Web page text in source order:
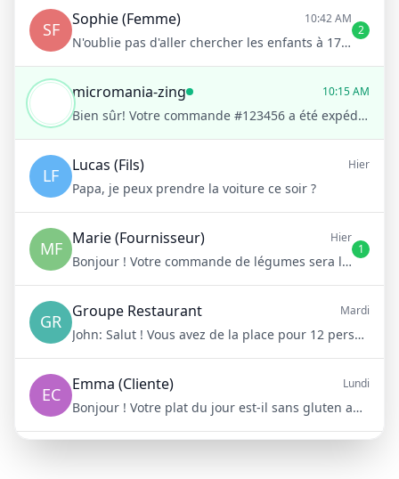
SF Sophie (Femme) 10:42 AM
N'oublie pas d'aller chercher les enfants à 17h !
2
micromania-zing 10:15 AM
Bien sûr! Votre commande #123456 a été expédiée et devrait arriver demain. Souhaitez-vous recevoir une notification à son arrivée?
LF Lucas (Fils) Hier
Papa, je peux prendre la voiture ce soir ?
MF Marie (Fournisseur) Hier
Bonjour ! Votre commande de légumes sera livrée demain matin à 8h
1
GR Groupe Restaurant Mardi
John: Salut ! Vous avez de la place pour 12 personnes samedi soir ?
EC Emma (Cliente) Lundi
Bonjour ! Votre plat du jour est-il sans gluten aujourd'hui ?